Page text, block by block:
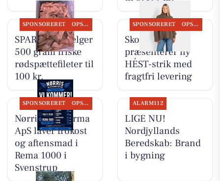
SPONSORERET OPSLAGSTAVLEN
SPAR Visse sælger
500 gram friske
rødspættefileter til
100 kr.
SPONSORERET OPSLAGSTAVLEN
Skott Aalborg
præsenterer ny
HÉST-strik med
fragtfri levering
SPONSORERET OPSLAGSTAVLEN
Nørris Multifirma
ApS laver frokost
og aftensmad i
Rema 1000 i
Svenstrup
ALARM112
LIGE NU!
Nordjyllands
Beredskab: Brand
i bygning